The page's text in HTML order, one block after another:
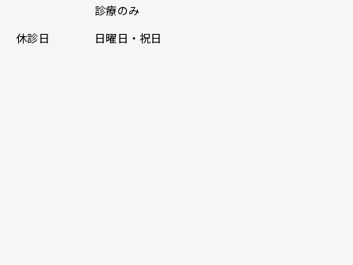
診療のみ
休診日
日曜日・祝日